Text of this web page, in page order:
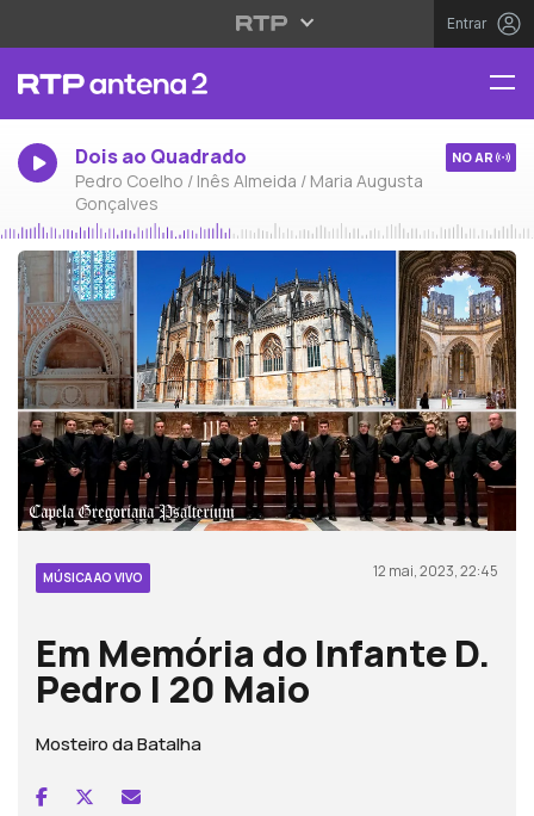
Entrar
Dois ao Quadrado
Pedro Coelho / Inês Almeida / Maria Augusta
Gonçalves
NO AR
MÚSICA AO VIVO 12 mai, 2023, 22:45
Em Memória do Infante D.
Pedro | 20 Maio
Mosteiro da Batalha